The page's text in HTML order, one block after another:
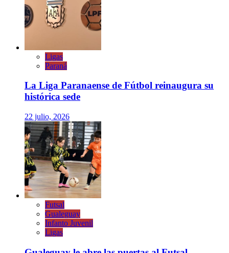
Ligas
Paraná
La Liga Paranaense de Fútbol reinaugura su
histórica sede
22 julio, 2026
Futsal
Gualeguay
Infanto Juvenil
Ligas